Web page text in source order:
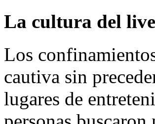
La cultura del
Los
cautiva sin
lugares de